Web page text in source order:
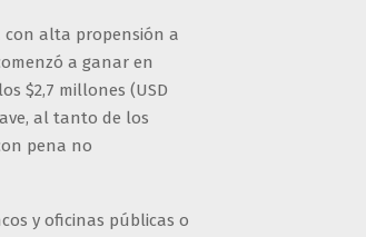
con alta propensión a
a ganar en
$2,7 millones (USD
al tanto de los
pena no
y oficinas públicas o